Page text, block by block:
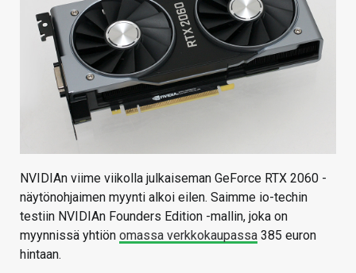
HAKU
NVIDIAn viime viikolla julkaiseman GeForce RTX 2060 -
näytönohjaimen myynti alkoi eilen. Saimme io-techin
testiin NVIDIAn Founders Edition -mallin, joka on
myynnissä yhtiön omassa verkkokaupassa 385 euron
hintaan.